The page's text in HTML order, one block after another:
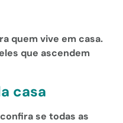
quem vive em casa.
que ascendem
casa
se todas as